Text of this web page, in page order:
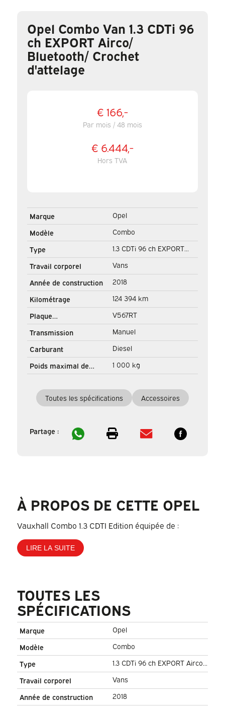
Opel Combo Van 1.3 CDTi 96
ch EXPORT Airco/
Bluetooth/ Crochet
d'attelage
€ 166,-
Par mois / 48 mois
€ 6.444,-
Hors TVA
Marque
Opel
Modèle
Combo
Type
1.3 CDTi 96 ch EXPORT
Airco/ Bluetooth/ Towbar
Travail corporel
Vans
Année de construction
2018
Kilométrage
124 394 km
Plaque
d'immatriculation
V567RT
Transmission
Manuel
Carburant
Diesel
Poids maximal de
1 000 kg
Toutes les spécifications Accessoires
Partage :
À PROPOS DE CETTE OPEL
Vauxhall Combo 1.3 CDTI Edition équipée de :
LIRE LA SUITE
TOUTES LES
SPÉCIFICATIONS
Marque
Opel
Modèle
Combo
Type
1.3 CDTi 96 ch EXPORT Airco/
Bluetooth/ Towbar
Travail corporel
Vans
Année de construction
2018